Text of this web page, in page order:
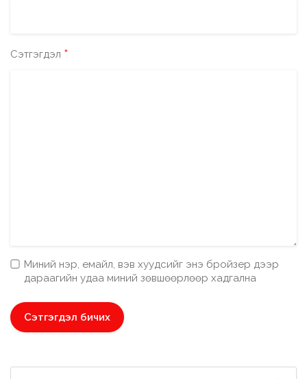
Сэтгэгдэл *
Миний нэр, емайл, вэв хуудсийг энэ бройзер дээр
дараагийн удаа миний зөвшөөрлөөр хадгална